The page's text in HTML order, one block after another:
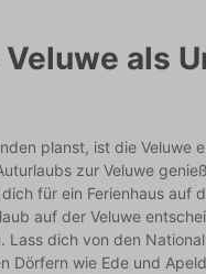
als
planst, ist die Veluwe
zur Veluwe
für ein Ferienhaus auf
auf der Veluwe
dich von den
Dörfern wie Ede und